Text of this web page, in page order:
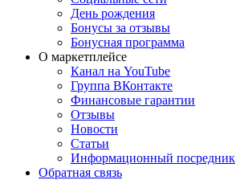
День рождения
Бонусы за отзывы
Бонусная программа
О маркетплейсе
Канал на YouTube
Группа ВКонтакте
Финансовые гарантии
Отзывы
Новости
Статьи
Информационный посредник
Обратная связь